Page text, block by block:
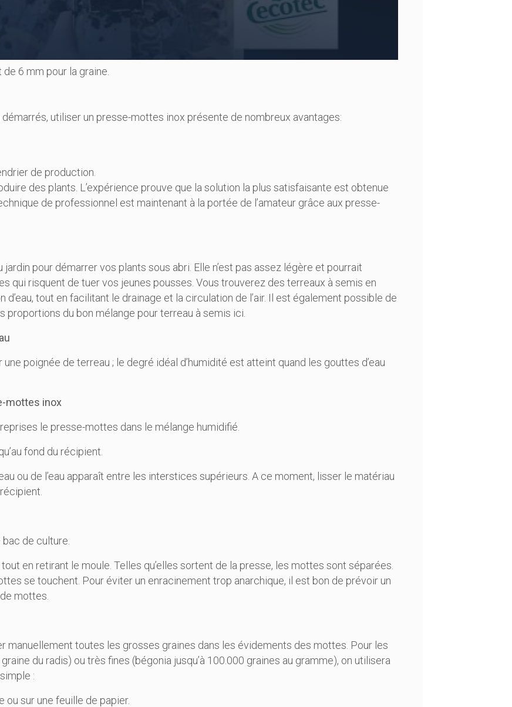
6 mm pour la graine.
utiliser un presse-mottes inox présente de nombreux avantages:
de production.
des plants. L’expérience prouve que la solution la plus satisfaisante est obtenue
de professionnel est maintenant à la portée de l’amateur grâce aux presse-
pour démarrer vos plants sous abri. Elle n’est pas assez légère et pourrait
qui risquent de tuer vos jeunes pousses. Vous trouverez des terreaux à semis en
d’eau, tout en facilitant le drainage et la circulation de l’air. Il est également possible de
proportions du bon mélange pour terreau à semis ici
poignée de terreau ; le degré idéal d’humidité est atteint quand les gouttes d’eau
mottes inox
le presse-mottes dans le mélange humidifié.
fond du récipient.
ou de l’eau apparaît entre les interstices supérieurs. A ce moment, lisser le matériau
de culture.
en retirant le moule. Telles qu’elles sortent de la presse, les mottes sont séparées.
se touchent. Pour éviter un enracinement trop anarchique, il est bon de prévoir un
mottes.
manuellement toutes les grosses graines dans les évidements des mottes. Pour les
du radis) ou très fines (bégonia jusqu’à 100.000 graines au gramme), on utilisera
:
sur une feuille de papier.